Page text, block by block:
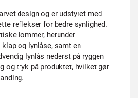
design og er udstyret med
reflekser for bedre synlighed.
lommer, herunder
og lynlåse, samt en
lynlås nederst på ryggen
og tryk på produktet, hvilket gør